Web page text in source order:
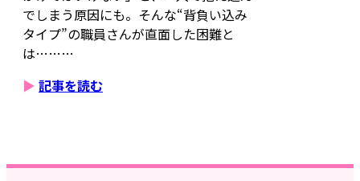
でしまう原因にも。そんな“背負い込み
タイプ”の職員さんが直面した困難と
は………
▶ 記事を読む